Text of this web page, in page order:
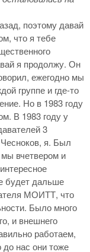
поэтому давай
что я тебе
я продолжу. Он
ежегодно мы
группе и где-то
Но в 1983 году
В 1983 году у
3
я. Был
вчетвером и
будет дальше
МОИТТ, что
Было много
и внешнего
работаем,
нас они тоже